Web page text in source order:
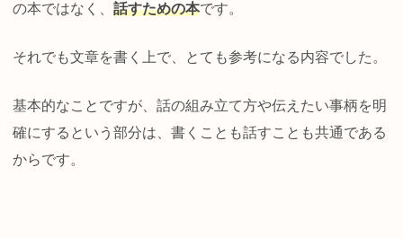
の本ではなく、 話すための本です。
それでも文章を書く上で、とても参考になる内容でした。
基本的なことですが、話の組み立て方や伝えたい事柄を明
確にするという部分は、書くことも話すことも共通である
からです。